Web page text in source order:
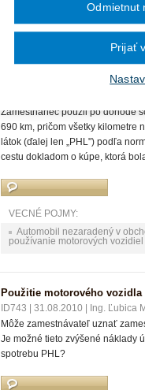
Automobil nezaradený v
Zamestnanec použil po dohode
690 km, pričom všetky kilometre
látok (ďalej len „PHL") podľa
cestu dokladom o kúpe, ktorá
VECNÉ POJMY:
Automobil nezaradený v
používanie motorových vozidiel
Použitie motorového
ID743 31.08.2010
Ing. Ľubica
Môže zamestnávateľ uznať
Je možné tieto zvýšené náklady
spotrebu PHL?
Odmietnut
Prijať